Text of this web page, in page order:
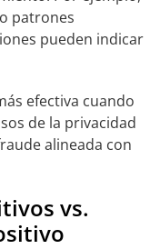
patrones
pueden indicar
efectiva cuando
de la privacidad
alineada con
vs.